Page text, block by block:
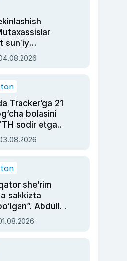
sun’iy
boshqara
xavotir
Tracker’ga 21
bolasini
sodir etgan
hukmi o‘qildi
she’rim
sakkizta
Abdulla
siyosiy
asrab